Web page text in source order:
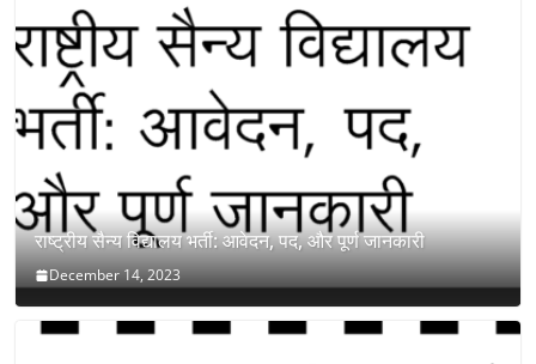
राष्ट्रीय सैन्य विद्यालय भर्ती: आवेदन, पद, और पूर्ण जानकारी
December 14, 2023